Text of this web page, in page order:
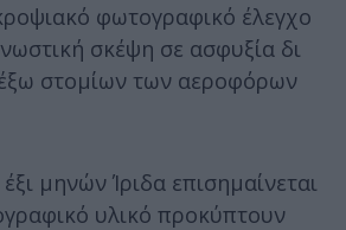
φωτογραφικό έλεγχο
σκέψη σε ασφυξία δι
στομίων των αεροφόρων
μηνών Ίριδα επισημαίνεται
υλικό προκύπτουν